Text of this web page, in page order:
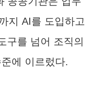
지 AI를 도입하고
구를 넘어 조직의
에 이르렀다.